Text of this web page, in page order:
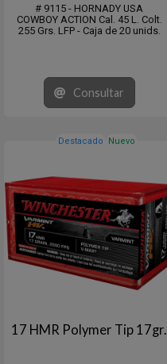
# 9115 - HORNADY USA
COWBOY ACTION Cal. 45 L. Colt.
255 Grs. LFP - Caja de 20 unids.
Consultar
Destacado Nuevo
17 HMR Polymer Tip 17gr.